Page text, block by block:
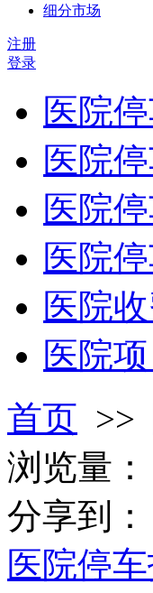
细分市场
注册
登录
医院
医院
医院
医院
医院
医院
首页 >>
浏览量：
分享到：
医院停